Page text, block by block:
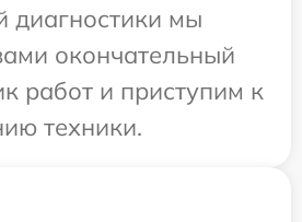
диагностики мы
окончательный
работ и приступим к
техники.